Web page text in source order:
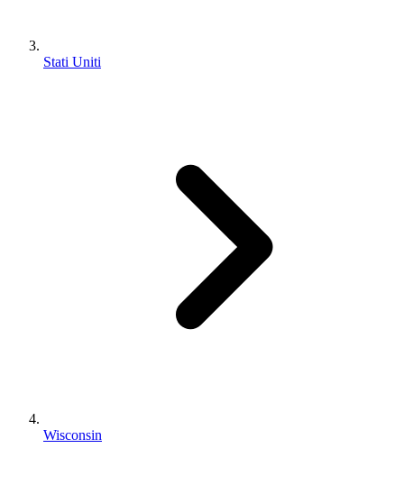
Stati Uniti
Wisconsin